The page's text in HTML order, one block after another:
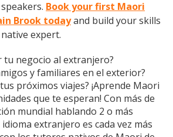
Book your first Maori
Brook todayand build your skills
expert.
tu negocio al extranjero?
y familiares en el exterior?
próximos viajes? ¡Aprende Maori
que te esperan! Con más de
mundial hablando 2 o más
extranjero es cada vez más